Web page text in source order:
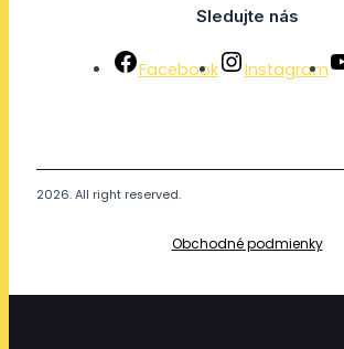
Sledujte nás
Facebook Instagram
2026. All right reserved.
Obchodné podmienky